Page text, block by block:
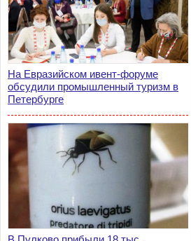
На Евразийском ивент-форуме
обсудили промышленный туризм в
Петербурге